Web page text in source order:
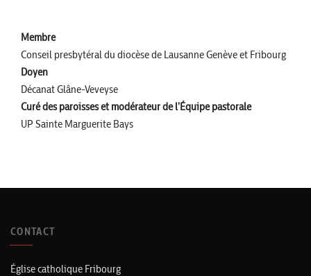
Membre
Conseil presbytéral du diocèse de Lausanne Genève et Fribourg
Doyen
Décanat Glâne-Veveyse
Curé des paroisses et modérateur de l'Équipe pastorale
UP Sainte Marguerite Bays
CONTACT
Église catholique Fribourg